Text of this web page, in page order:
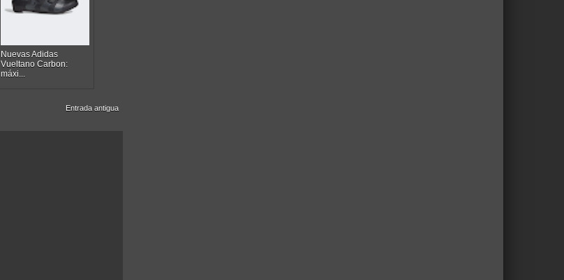
Nuevas Adidas
Vueltano Carbon:
máxi...
Entrada antigua